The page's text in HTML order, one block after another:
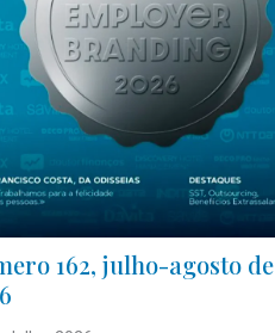
162, julho-agosto de